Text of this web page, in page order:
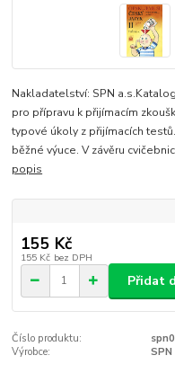
Nakladatelství: SPN
pro přípravu k přijímacím
typové úkoly z přijímacích
běžné výuce. V závěru
popis
155 Kč
155 Kč bez DPH
Přidat
Číslo produktu:
Výrobce:
SPN